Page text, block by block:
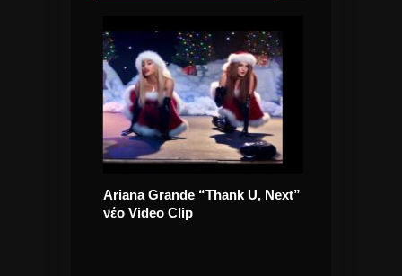
Ariana Grande “Thank U, Next”
νέο Video Clip